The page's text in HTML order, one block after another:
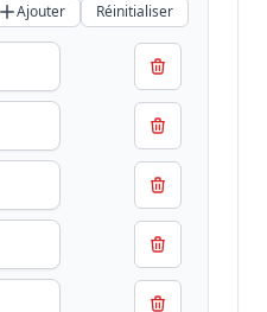
Ajouter Réinitialiser